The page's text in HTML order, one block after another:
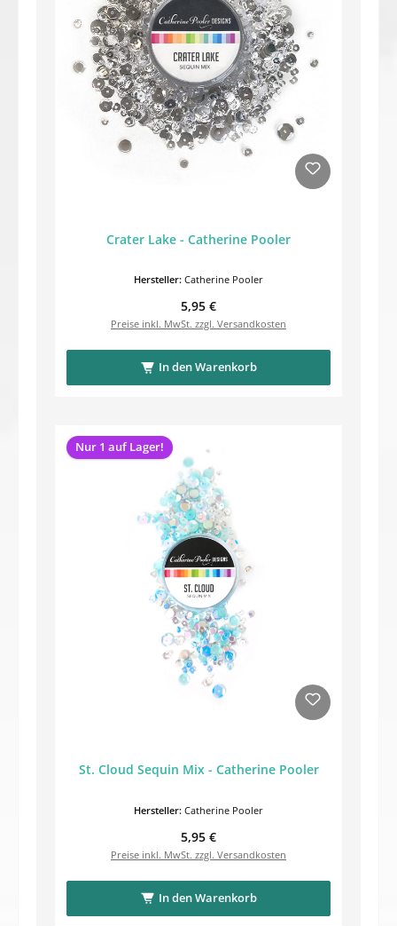
Crater Lake - Catherine Pooler
Hersteller: Catherine Pooler
Regulärer Preis:
5,95 €
Preise inkl. MwSt. zzgl. Versandkosten
In den Warenkorb
Nur 1 auf Lager!
St. Cloud Sequin Mix - Catherine Pooler
Hersteller: Catherine Pooler
Regulärer Preis:
5,95 €
Preise inkl. MwSt. zzgl. Versandkosten
In den Warenkorb